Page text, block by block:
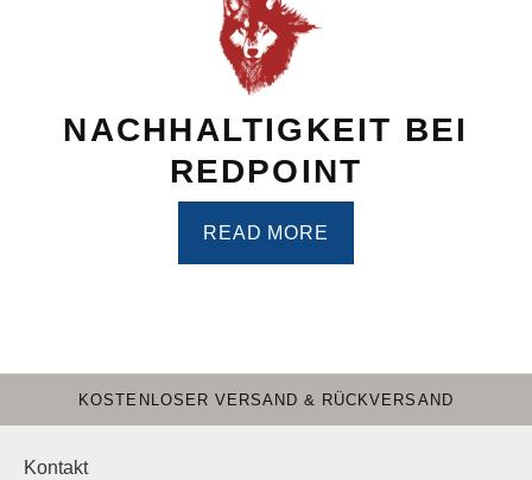
NACHHALTIGKEIT BEI
REDPOINT
READ MORE
KOSTENLOSER VERSAND & RÜCKVERSAND
Kontakt